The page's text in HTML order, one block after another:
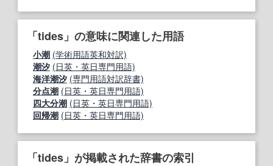
「tides」の意味に関連した用語
小潮 (学術用語英和対訳)
潮汐 (日英・英日専門用語)
海洋潮汐 (専門用語対訳辞書)
分点潮 (日英・英日専門用語)
四大分潮 (日英・英日専門用語)
回帰潮 (日英・英日専門用語)
「tides」が掲載された辞書の索引